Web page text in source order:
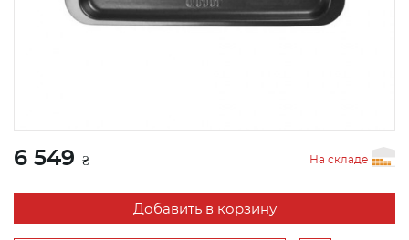
6 549 ₴ На складе
Добавить в корзину